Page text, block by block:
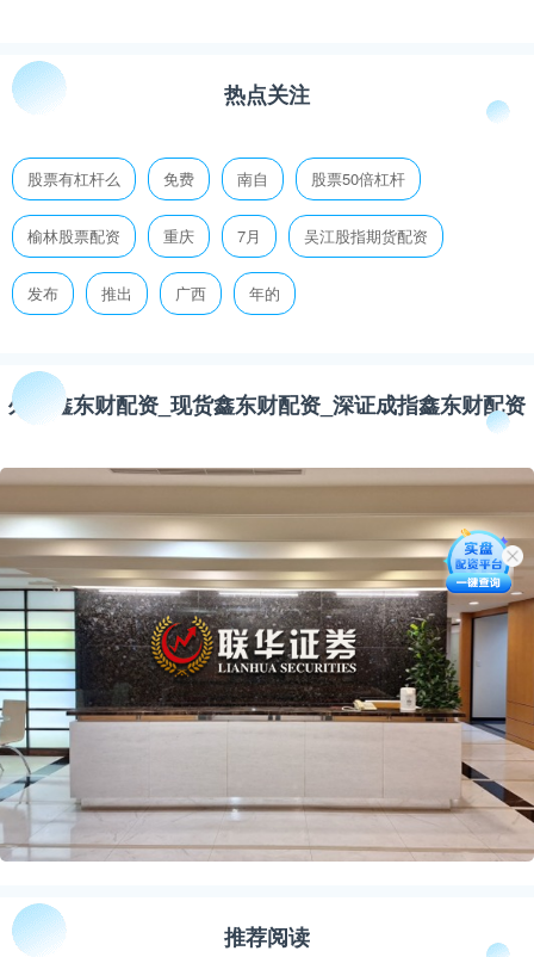
热点关注
股票有杠杆么 免费 南自 股票50倍杠杆
榆林股票配资 重庆 7月 吴江股指期货配资
发布 推出 广西 年的
外汇鑫东财配资_现货鑫东财配资_深证成指鑫东财配资
推荐阅读